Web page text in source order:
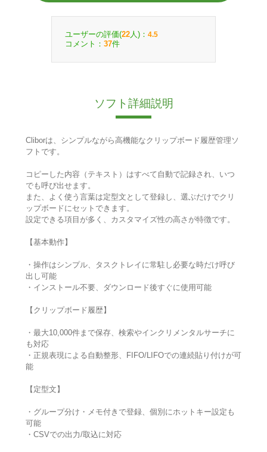
ユーザーの評価(22 人)： 4.5
コメント： 37件
ソフト詳細説明
Cliborは、シンプルながら高機能なクリップボード履歴管理ソ
フトです。
コピーした内容（テキスト）はすべて自動で記録され、いつ
でも呼び出せます。
また、よく使う言葉は定型文として登録し、選ぶだけでクリ
ップボードにセットできます。
設定できる項目が多く、カスタマイズ性の高さが特徴です。
【基本動作】
・操作はシンプル、タスクトレイに常駐し必要な時だけ呼び
出し可能
・インストール不要、ダウンロード後すぐに使用可能
【クリップボード履歴】
・最大10,000件まで保存、検索やインクリメンタルサーチに
も対応
・正規表現による自動整形、FIFO/LIFOでの連続貼り付けが可
能
【定型文】
・グループ分け・メモ付きで登録、個別にホットキー設定も
可能
・CSVでの出力/取込に対応